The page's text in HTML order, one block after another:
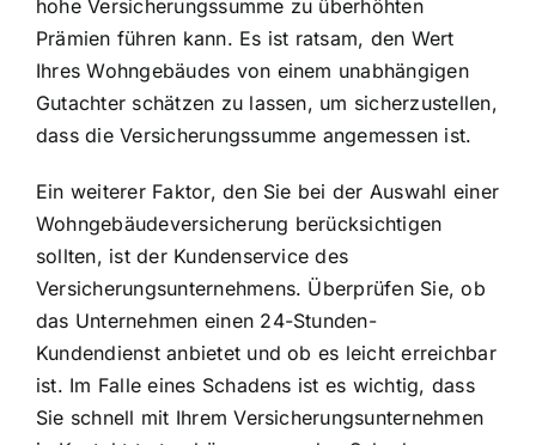
hohe Versicherungssumme zu überhöhten
Prämien führen kann. Es ist ratsam, den Wert
Ihres Wohngebäudes von einem unabhängigen
Gutachter schätzen zu lassen, um sicherzustellen,
dass die Versicherungssumme angemessen ist.
Ein weiterer Faktor, den Sie bei der Auswahl einer
Wohngebäudeversicherung berücksichtigen
sollten, ist der Kundenservice des
Versicherungsunternehmens. Überprüfen Sie, ob
das Unternehmen einen 24-Stunden-
Kundendienst anbietet und ob es leicht erreichbar
ist. Im Falle eines Schadens ist es wichtig, dass
Sie schnell mit Ihrem Versicherungsunternehmen